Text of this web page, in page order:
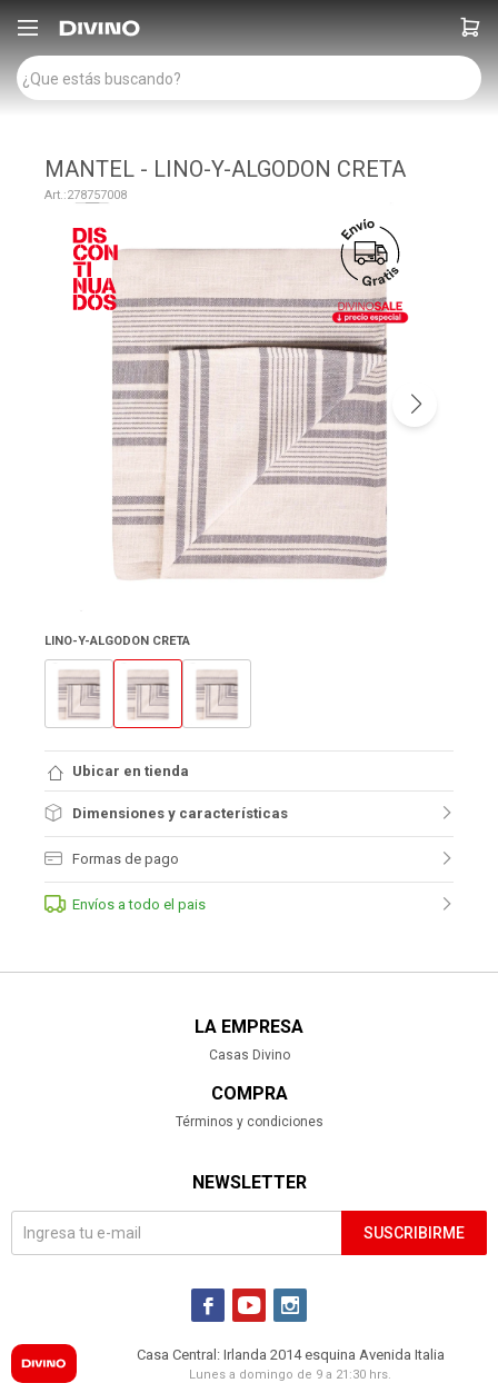

MANTEL - LINO-Y-ALGODON CRETA
278757008
LINO-Y-ALGODON CRETA
Ubicar en tienda
Dimensiones y características
Formas de pago
Envíos a todo el pais
LA EMPRESA
Casas Divino
COMPRA
Términos y condiciones
NEWSLETTER
SUSCRIBIRME
  
Casa Central: Irlanda 2014 esquina Avenida Italia
Lunes a domingo de 9 a 21:30 hrs.